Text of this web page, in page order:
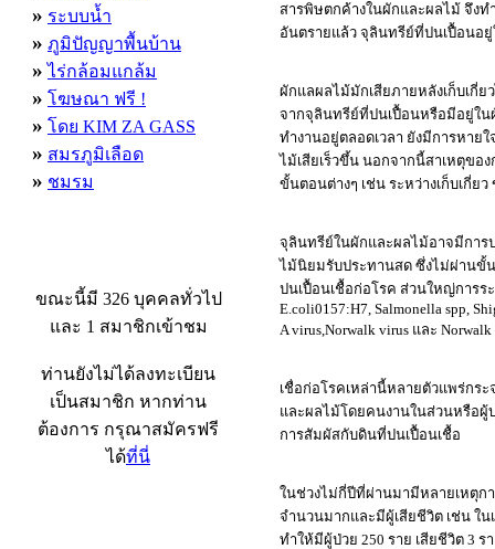
» ระบบน้ำ
» ภูมิปัญญาพื้นบ้าน
» ไร่กล้อมแกล้ม
» โฆษณา ฟรี !
» โดย KIM ZA GASS
» สมรภูมิเลือด
» ชมรม
ขณะนี้มี 326 บุคคลทั่วไป
และ 1 สมาชิกเข้าชม
ท่านยังไม่ได้ลงทะเบียน
เป็นสมาชิก หากท่าน
ต้องการ กรุณาสมัครฟรี
ได้ที่นี่
สารพิษตกค้างในผักและผลไม้ จึง
อันตรายแล้ว จุลินทรีย์ที่ปนเปื้อนอ
ผักแลผลไม้มักเสียภายหลังเก็บเกี่ย
จากจุลินทรีย์ที่ปนเปื้อนหรือมีอยู่ใน
ทำงานอยู่ตลอดเวลา ยังมีการหาย
ไม้เสียเร็วขึ้น นอกจากนี้สาเหตุขอ
ขั้นตอนต่างๆ เช่น ระหว่างเก็บเกี่
จุลินทรีย์ในผักและผลไม้อาจมีการ
ไม้นิยมรับประทานสด ซึ่งไม่ผ่านขั้
ปนเปื้อนเชื้อก่อโรค ส่วนใหญ่การร
E.coli0157:H7, Salmonella spp,
A virus,Norwalk virus และ Norwalk
เชื่อก่อโรคเหล่านี้หลายตัวแพร่ก
และผลไม้โดยคนงานในส่วนหรือผู้
การสัมผัสกับดินที่ปนเปื้อนเชื้อ
ในช่วงไม่กี่ปีที่ผ่านมามีหลายเหตุก
จำนวนมากและมีผู้เสียชีวิต เช่น ใ
ทำให้มีผู้ป่วย 250 ราย เสียชีวิต 3